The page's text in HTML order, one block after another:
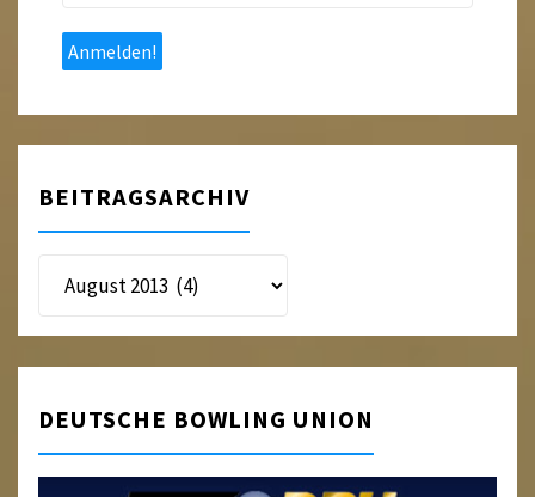
*
BEITRAGSARCHIV
Beitragsarchiv
DEUTSCHE BOWLING UNION